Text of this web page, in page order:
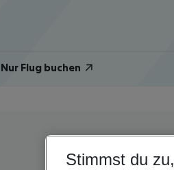
Nur Flug buchen
Stimmst du zu,